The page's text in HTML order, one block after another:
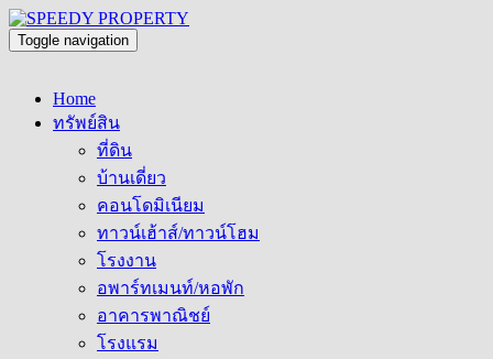
Toggle navigation
Home
ทรัพย์สิน
ที่ดิน
บ้านเดี่ยว
คอนโดมิเนียม
ทาวน์เฮ้าส์/ทาวน์โฮม
โรงงาน
อพาร์ทเมนท์/หอพัก
อาคารพาณิชย์
โรงแรม